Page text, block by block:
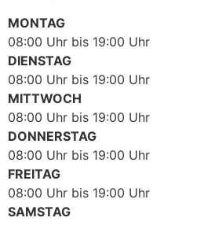
MONTAG
08:00 Uhr bis 19:00 Uhr
DIENSTAG
08:00 Uhr bis 19:00 Uhr
MITTWOCH
08:00 Uhr bis 19:00 Uhr
DONNERSTAG
08:00 Uhr bis 19:00 Uhr
FREITAG
08:00 Uhr bis 19:00 Uhr
SAMSTAG